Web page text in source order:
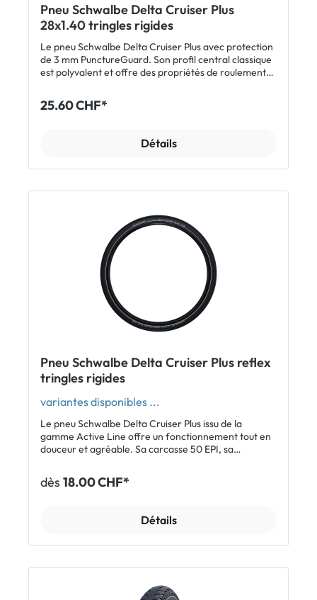
Pneu Schwalbe Delta Cruiser Plus
28x1.40 tringles rigides
Le pneu Schwalbe Delta Cruiser Plus avec protection
de 3 mm PunctureGuard. Son profil central classique
est polyvalent et offre des propriétés de roulement
50 EPI ainsi que des bandes réfléchissantes.
Caractéristiques: PunctureGuard Polyvalent
Cruiser Plus marron reflex 700x35C tringles rigides
Afficher tous les modèles Schwalbe Delta Cruiser Plus
25.60 CHF*
Détails
Pneu Schwalbe Delta Cruiser Plus reflex
tringles rigides
variantes disponibles ...
Le pneu Schwalbe Delta Cruiser Plus issu de la
gamme Active Line offre un fonctionnement tout en
douceur et agréable. Sa carcasse 50 EPI, sa
ses bandes réfléchissantes apportent fiabilité et
sécurité. Le Delta Cruiser Plus est en outre
randonnée et électriques Protection anti-crevaison
Schwalbe Delta Cruiser Plus
dès 18.00 CHF*
Détails